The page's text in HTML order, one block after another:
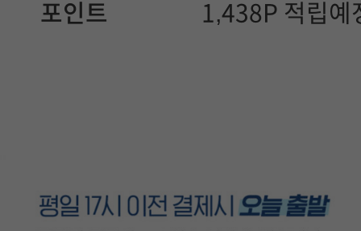
포인트
1,438P 적립예